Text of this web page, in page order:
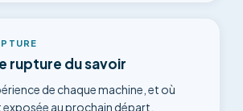
rupture du savoir
de chaque machine, et où
au prochain départ.